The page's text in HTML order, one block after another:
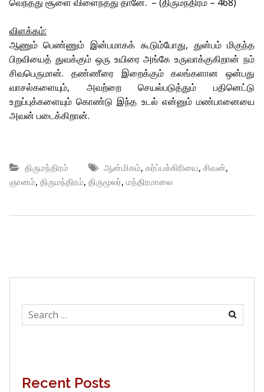
விளக்கம்:
ஆணும் பெண்ணும் இன்பமாகக் கூடும்போது, துன்பம் மிகுந்த
பிறவியைத் துவக்கும் ஒரு உயிரை அங்கே உருவாக்குகிறான் நம்
சிவபெருமான். தண்ணீரை இறைக்கும் கலங்களான ஒன்பது
வாசல்களையும், அவற்றை செயல்படுத்தும் பதினெட்டு
உறுப்புக்களையும் கொண்டு இந்த உடல் என்னும் மண்பானையை
அவன் படைக்கிறான்.
திருமந்திரம் ஆன்மிகம், கர்ப்பக்கிரியை, சிவன்,
ஞானம், திருமந்திரம், திருமூலர், மந்திரமாலை
Search
for:
Recent Posts